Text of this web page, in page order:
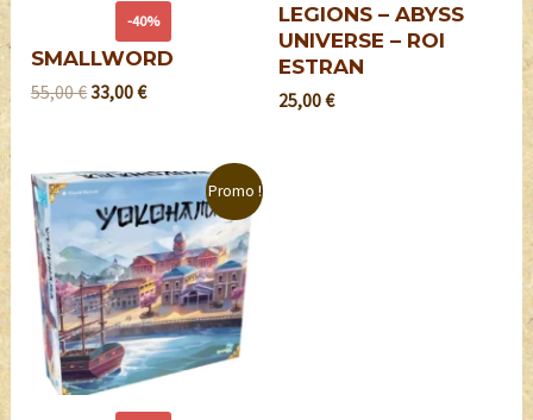
-40%
SMALLWORD
55,00€33,00€
LEGIONS – ABYSS
UNIVERSE – ROI
ESTRAN
25,00€
Promo !